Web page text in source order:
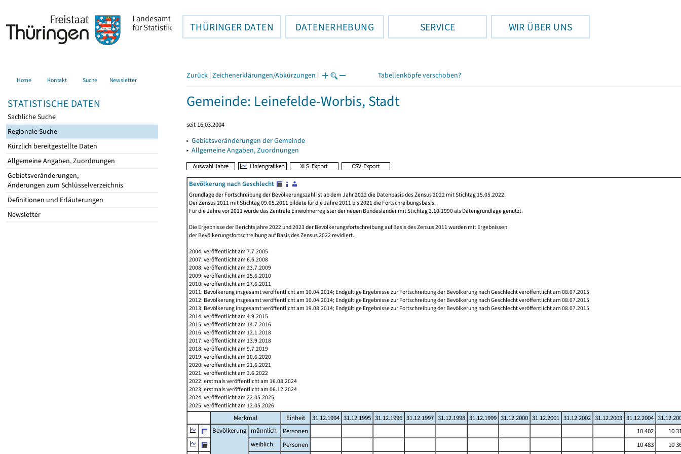
THÜRINGER DATEN DATENERHEBUNG SERVICE WIR ÜBER UNS
Home Kontakt Suche Newsletter
STATISTISCHE DATEN
Sachliche Suche
Regionale Suche
Kürzlich bereitgestellte Daten
Allgemeine Angaben, Zuordnungen
Gebietsveränderungen,
Änderungen zum Schlüsselverzeichnis
Definitionen und Erläuterungen
Newsletter
Zurück | Zeichenerklärungen/Abkürzungen | Tabellenköpfe verschoben?
Gemeinde: Leinefelde-Worbis, Stadt
seit 16.03.2004
▸ Gebietsveränderungen der Gemeinde
▸ Allgemeine Angaben, Zuordnungen
Bevölkerung nach Geschlecht
Grundlage der Fortschreibung der Bevölkerungszahl ist ab dem Jahr 2022 die Datenbasis des Zensus 2022 mit Stichtag 15.05.2022.
Der Zensus 2011 mit Stichtag 09.05.2011 bildete für die Jahre 2011 bis 2021 die Fortschreibungsbasis.
Für die Jahre vor 2011 wurde das Zentrale Einwohnerregister der neuen Bundesländer mit Stichtag 3.10.1990 als Datengrundlage genutzt.
Die Ergebnisse der Berichtsjahre 2022 und 2023 der Bevölkerungsfortschreibung auf Basis des Zensus 2011 wurden mit Ergebnissen
der Bevölkerungsfortschreibung auf Basis des Zensus 2022 revidiert.
2004: veröffentlicht am 7.7.2005
2007: veröffentlicht am 6.6.2008
2008: veröffentlicht am 23.7.2009
2009: veröffentlicht am 25.6.2010
2010: veröffentlicht am 27.6.2011
2011: Bevölkerung insgesamt veröffentlicht am 10.04.2014; Endgültige Ergebnisse zur Fortschreibung der Bevölkerung nach Geschlecht veröffentlicht am 08.07.2015
2012: Bevölkerung insgesamt veröffentlicht am 10.04.2014; Endgültige Ergebnisse zur Fortschreibung der Bevölkerung nach Geschlecht veröffentlicht am 08.07.2015
2013: Bevölkerung insgesamt veröffentlicht am 19.08.2014; Endgültige Ergebnisse zur Fortschreibung der Bevölkerung nach Geschlecht veröffentlicht am 08.07.2015
2014: veröffentlicht am 4.9.2015
2015: veröffentlicht am 14.7.2016
2016: veröffentlicht am 12.1.2018
2017: veröffentlicht am 13.9.2018
2018: veröffentlicht am 9.7.2019
2019: veröffentlicht am 10.6.2020
2020: veröffentlicht am 21.6.2021
2021: veröffentlicht am 3.6.2022
2022: erstmals veröffentlicht am 16.08.2024
2023: erstmals veröffentlicht am 06.12.2024
2024: veröffentlicht am 22.05.2025
2025: veröffentlicht am 12.05.2026
Merkmal Einheit 31.12.1994 31.12.1995 31.12.1996 31.12.1997 31.12.1998 31.12.1999 31.12.2000 31.12.2001 31.12.2002 31.12.2003 31.12.2004
Bevölkerung männlich Personen 10 402
10
weiblich
Personen 10 483
10